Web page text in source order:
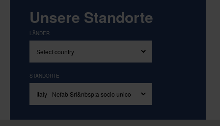
Unsere Standorte
LÄNDER
STANDORTE